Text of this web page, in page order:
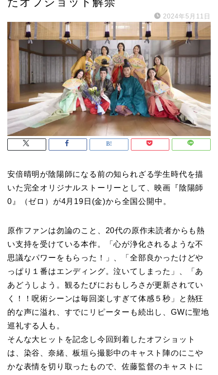
2024年5月11日
安倍晴明が陰陽師になる前の知られざる学生時代を描
いた完全オリジナルストーリーとして、映画『陰陽師
0』（ゼロ）が4月19日(金)から全国公開中。
原作ファンは勿論のこと、20代の原作未読者からも熱
い支持を受けている本作。「心が浄化されるような不
思議なパワーをもらった！」、「全部良かったけどや
っぱり１番はエンディング。泣いてしまった」、「あ
あどうしよう。観るたびにおもしろさが更新されてい
く！！呪術シーンは毎回楽しすぎて体感５秒」と熱狂
的な声に溢れ、すでにリピーターも続出し、GWに聖地
巡礼する人も。
そんな大ヒットを記念し今回到着したオフショット
は、染谷、奈緒、板垣ら撮影中のキャスト陣のにこや
かな表情を切り取ったもので、佐藤監督のキャストに